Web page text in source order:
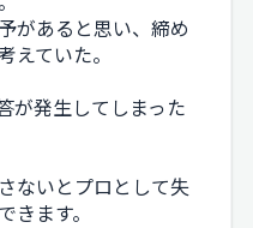
があると思い、締め
えていた。
が発生してしまった
ないとプロとして失
ます。